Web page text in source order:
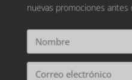
nuevas promociones antes